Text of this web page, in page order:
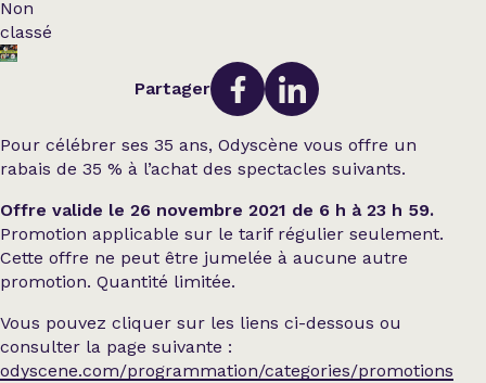
Non
classé
Partager
Pour célébrer ses 35 ans, Odyscène vous offre un
rabais de 35 % à l’achat des spectacles suivants.
Offre valide le 26 novembre 2021 de 6 h à 23 h 59.
Promotion applicable sur le tarif régulier seulement.
Cette offre ne peut être jumelée à aucune autre
promotion. Quantité limitée.
Vous pouvez cliquer sur les liens ci-dessous ou
consulter la page suivante :
odyscene.com/programmation/categories/promotions